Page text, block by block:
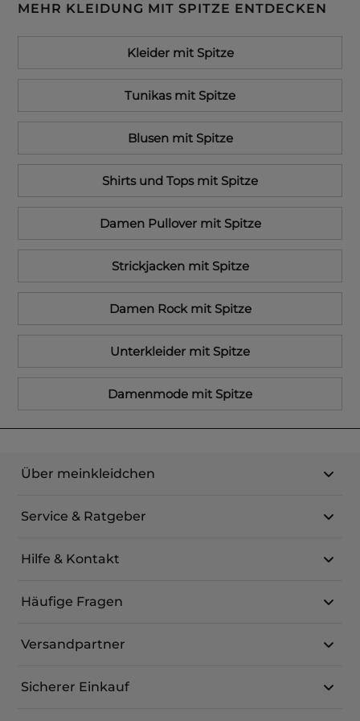
MEHR KLEIDUNG MIT SPITZE ENTDECKEN
Kleider mit Spitze
Tunikas mit Spitze
Blusen mit Spitze
Shirts und Tops mit Spitze
Damen Pullover mit Spitze
Strickjacken mit Spitze
Damen Rock mit Spitze
Unterkleider mit Spitze
Damenmode mit Spitze
Über meinkleidchen
Service & Ratgeber
Hilfe & Kontakt
Häufige Fragen
Versandpartner
Sicherer Einkauf